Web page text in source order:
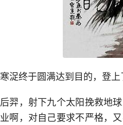
寒浞终于圆满达到目的，登
后羿，射下九个太阳挽救地
业啊，对自己要求不严格，